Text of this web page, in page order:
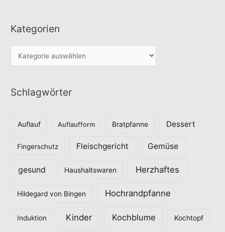
Kategorien
a
e
Schlagwörter
Auflauf Auflaufform Bratpfanne Dessert
Fingerschutz Fleischgericht Gemüse
gesund Haushaltswaren Herzhaftes
Hildegard von Bingen Hochrandpfanne
Induktion Kinder Kochblume Kochtopf